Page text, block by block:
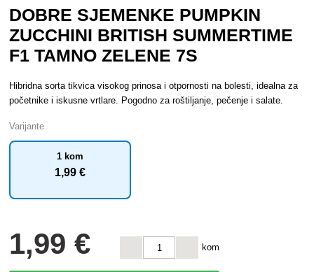
DOBRE SJEMENKE PUMPKIN
ZUCCHINI BRITISH SUMMERTIME
F1 TAMNO ZELENE 7S
Hibridna sorta tikvica visokog prinosa i otpornosti na bolesti, idealna za
početnike i iskusne vrtlare. Pogodno za roštiljanje, pečenje i salate.
Varijante
1 kom
1,99 €
1,99 € kom